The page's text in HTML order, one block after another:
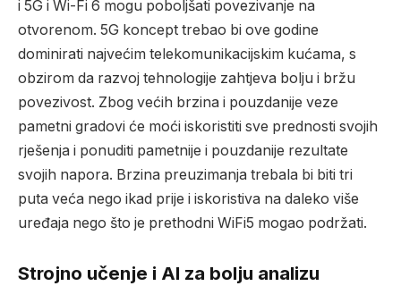
i 5G i Wi-Fi 6 mogu poboljšati povezivanje na
otvorenom. 5G koncept trebao bi ove godine
dominirati najvećim telekomunikacijskim kućama, s
obzirom da razvoj tehnologije zahtjeva bolju i bržu
povezivost. Zbog većih brzina i pouzdanije veze
pametni gradovi će moći iskoristiti sve prednosti svojih
rješenja i ponuditi pametnije i pouzdanije rezultate
svojih napora. Brzina preuzimanja trebala bi biti tri
puta veća nego ikad prije i iskoristiva na daleko više
uređaja nego što je prethodni WiFi5 mogao podržati.
Strojno učenje i AI za bolju analizu